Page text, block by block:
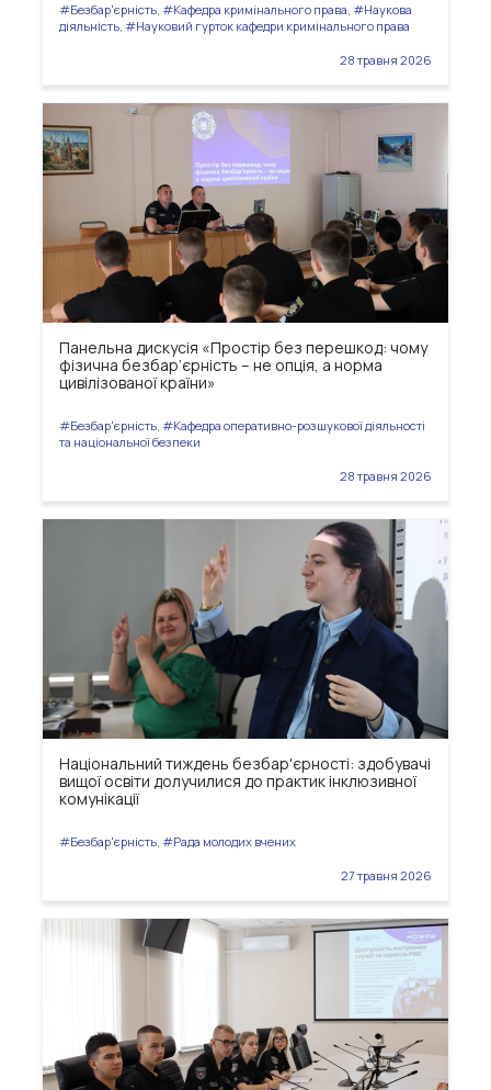
#Безбар'єрність, #Кафедра кримінального права, #Наукова
діяльність, #Науковий гурток кафедри кримінального права
28 травня 2026
Панельна дискусія «Простір без перешкод: чому
фізична безбар’єрність – не опція, а норма
цивілізованої країни»
#Безбар'єрність, #Кафедра оперативно-розшукової діяльності
та національної безпеки
28 травня 2026
Національний тиждень безбар'єрності: здобувачі
вищої освіти долучилися до практик інклюзивної
комунікації
#Безбар'єрність, #Рада молодих вчених
27 травня 2026